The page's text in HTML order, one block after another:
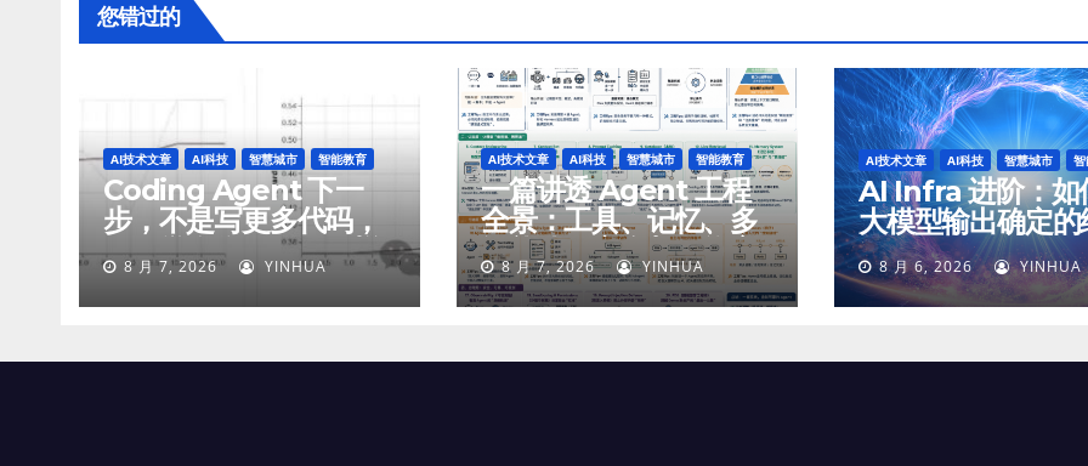
您错过的
AI技术文章 AI科技 智慧城市 智能教育
Coding Agent 下一
步，不是写更多代码，
而是学会像工程师一样
工作
8 月 7, 2026 YINHUA
AI技术文章 AI科技 智慧城市 智能教育
一篇讲透 Agent 工程
全景：工具、记忆、多
智能体、安全与最终交
付8 月 7, 2026 YINHUA
AI技术文章 AI科技 智慧城市
AI Infra 进阶：如
大模型输出确定的
8 月 6, 2026 YINHUA